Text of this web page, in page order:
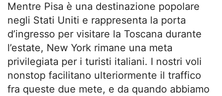
Mentre Pisa è una destinazione popolare
negli Stati Uniti e rappresenta la porta
d’ingresso per visitare la Toscana durante
l’estate, New York rimane una meta
privilegiata per i turisti italiani. I nostri voli
nonstop facilitano ulteriormente il traffico
fra queste due mete, e da quando abbiamo